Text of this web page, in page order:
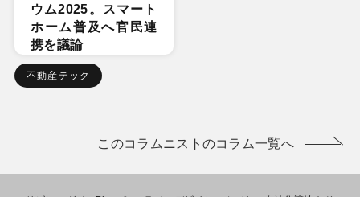
ウム2025。スマート
ホーム普及へ官民連
携を議論
不動産テック
このコラムニストのコラム一覧へ